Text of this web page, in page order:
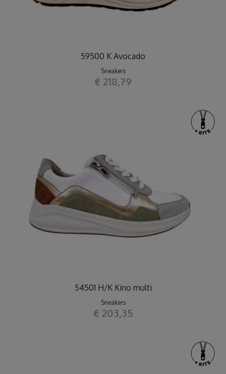
59500 K Avocado
Sneakers
€ 218,79
54501 H/K Kino multi
Sneakers
€ 203,35